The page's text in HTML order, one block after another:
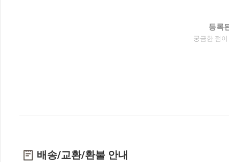
등록
궁금한 점
배송/교환/환불 안내